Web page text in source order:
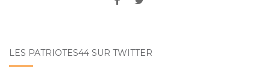
LES PATRIOTES44 SUR TWITTER